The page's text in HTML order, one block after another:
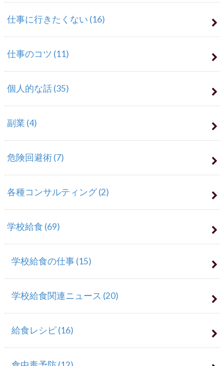
仕事に行きたくない (16)
仕事のコツ (11)
個人的な話(35)
副業 (4)
危険回避術(7)
各種コンサルティング(2)
学校給食 (69)
学校給食の仕事(15)
学校給食関連ニュース (20)
給食レシピ(16)